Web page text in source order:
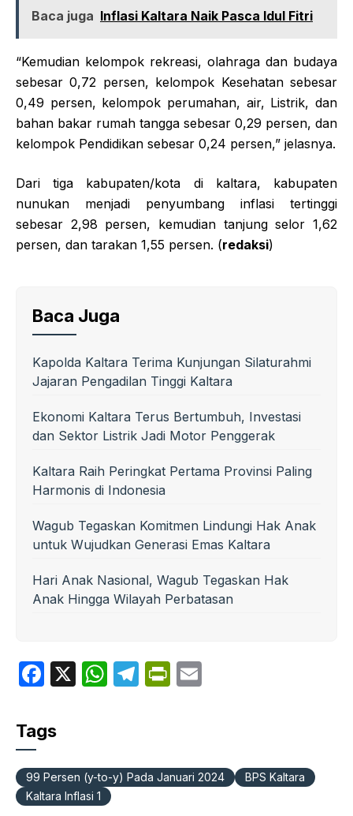
Baca juga Inflasi Kaltara Naik Pasca Idul Fitri
“Kemudian kelompok rekreasi, olahraga dan budaya
sebesar 0,72 persen, kelompok Kesehatan sebesar
0,49 persen, kelompok perumahan, air, Listrik, dan
bahan bakar rumah tangga sebesar 0,29 persen, dan
kelompok Pendidikan sebesar 0,24 persen,” jelasnya.
Dari tiga kabupaten/kota di kaltara, kabupaten
nunukan menjadi penyumbang inflasi tertinggi
sebesar 2,98 persen, kemudian tanjung selor 1,62
persen, dan tarakan 1,55 persen. (redaksi)
Baca Juga
Kapolda Kaltara Terima Kunjungan Silaturahmi
Jajaran Pengadilan Tinggi Kaltara
Ekonomi Kaltara Terus Bertumbuh, Investasi
dan Sektor Listrik Jadi Motor Penggerak
Kaltara Raih Peringkat Pertama Provinsi Paling
Harmonis di Indonesia
Wagub Tegaskan Komitmen Lindungi Hak Anak
untuk Wujudkan Generasi Emas Kaltara
Hari Anak Nasional, Wagub Tegaskan Hak
Anak Hingga Wilayah Perbatasan
F
c
e
b
o
X
W
A
p
T
a
P
ie
Tags
99 Persen (y-to-y) Pada Januari 2024
BPS Kaltara
Kaltara Inflasi 1